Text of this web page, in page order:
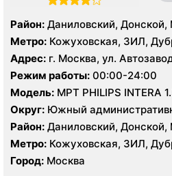
Район: Даниловский,
Нагатино-Садовники,
Метро: Кожуховская, ЗИЛ,
Нагатинская, Технопарк,
Адрес: г. Москва, ул.
Режим работы: 00:00-24:00
Модель: МРТ PHILIPS INTERA
LIGHT SPEED 64 среза
Округ: Южный
Район: Даниловский,
Нагатино-Садовники,
Метро: Кожуховская, ЗИЛ,
Нагатинская, Технопарк,
Город: Москва